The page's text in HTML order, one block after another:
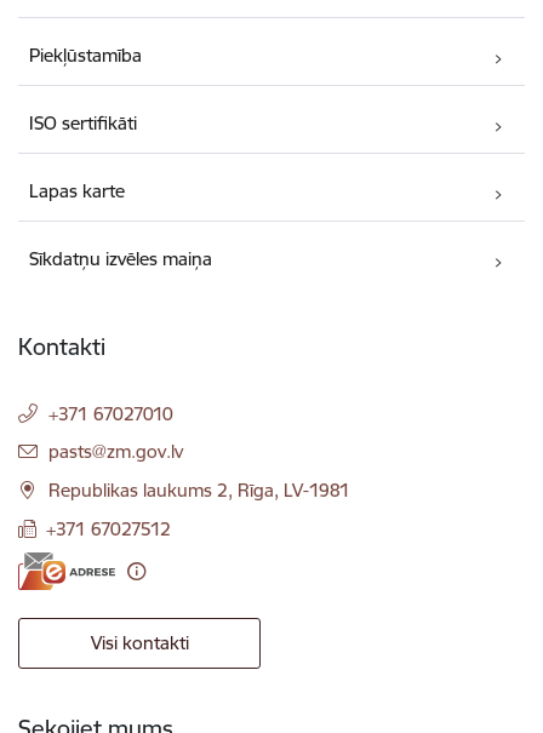
Piekļūstamība
ISO sertifikāti
Lapas karte
Sīkdatņu izvēles maiņa
Kontakti
+371 67027010
E-pasts:
pasts@zm.gov.lv
Republikas laukums 2, Rīga, LV-1981
+371 67027512
Visi kontakti